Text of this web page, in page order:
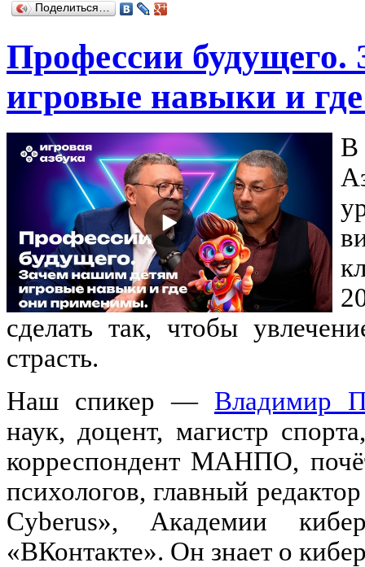
Поделиться…
Профессии
игровые навыки и
В
сделать так, чтобы
страсть.
Наш спикер — Владимир
наук, доцент, магистр
корреспондент МАНПО,
психологов, главный
Cyberus», Академии
«ВКонтакте». Он знает о